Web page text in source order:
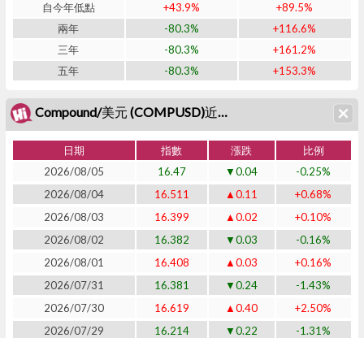
自今年低點
+43.9%
+89.5%
兩年
-80.3%
+116.6%
三年
-80.3%
+161.2%
五年
-80.3% +153.3%
Compound/美元 (COMPUSD)近二十日表現
日期 指數 漲跌
比例
2026/08/05
16.47 ▼0.04
-0.25%
2026/08/04
16.511 ▲0.11
+0.68%
2026/08/03
16.399 ▲0.02
+0.10%
2026/08/02
16.382 ▼0.03
-0.16%
2026/08/01
16.408 ▲0.03
+0.16%
2026/07/31
16.381 ▼0.24
-1.43%
2026/07/30
16.619 ▲0.40
+2.50%
2026/07/29
16.214 ▼0.22
-1.31%